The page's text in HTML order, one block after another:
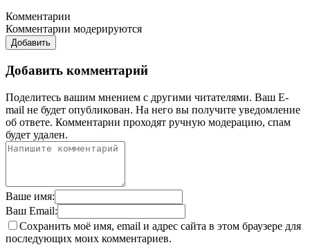
Комментарии
Комментарии модерируются
Добавить
Добавить комментарий
Поделитесь вашим мнением с другими читателями. Ваш E-
mail не будет опубликован. На него вы получите уведомление
об ответе. Комментарии проходят ручную модерацию, спам
будет удален.
Ваше имя:
Ваш Email:
Сохранить моё имя, email и адрес сайта в этом браузере для
последующих моих комментариев.